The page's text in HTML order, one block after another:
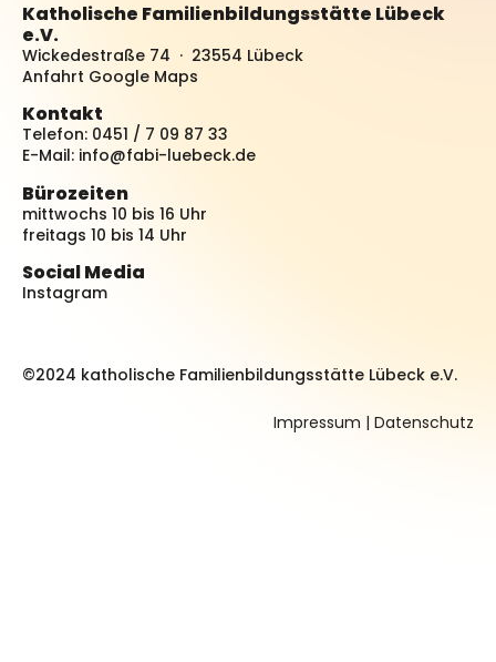
Katholische Familienbildungsstätte Lübeck
e.V.
Wickedestraße 74 · 23554 Lübeck
Anfahrt Google Maps
Kontakt
Telefon: 0451 / 7 09 87 33
E-Mail: info@fabi-luebeck.de
Bürozeiten
mittwochs 10 bis 16 Uhr
freitags 10 bis 14 Uhr
Social Media
Instagram
©2024 katholische Familienbildungsstätte Lübeck e.V.
Impressum | Datenschutz